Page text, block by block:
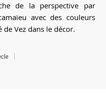
de la perspective par
avec des couleurs
Vez dans le décor.